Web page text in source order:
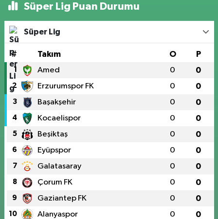
Süper Lig Puan Durumu
Süper Lig
# Takım O P
1 Amed 0 0
2 Erzurumspor FK 0 0
3 Başakşehir 0 0
4 Kocaelispor 0 0
5 Beşiktaş 0 0
6 Eyüpspor 0 0
7 Galatasaray 0 0
8 Çorum FK 0 0
9 Gaziantep FK 0 0
10 Alanyaspor 0 0